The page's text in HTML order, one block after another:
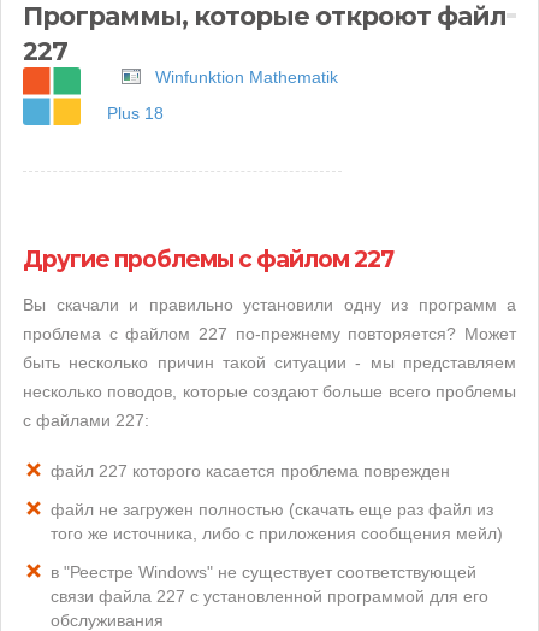
Программы, которые откроют файл
227
Winfunktion Mathematik
Plus 18
Другие проблемы с файлом 227
Вы скачали и правильно установили одну из программ а
проблема с файлом 227 по-прежнему повторяется? Может
быть несколько причин такой ситуации - мы представляем
несколько поводов, которые создают больше всего проблемы
с файлами 227:
файл 227 которого касается проблема поврежден
файл не загружен полностью (скачать еще раз файл из
того же источника, либо с приложения сообщения мейл)
в "Реестре Windows" не существует соответствующей
связи файла 227 с установленной программой для его
обслуживания